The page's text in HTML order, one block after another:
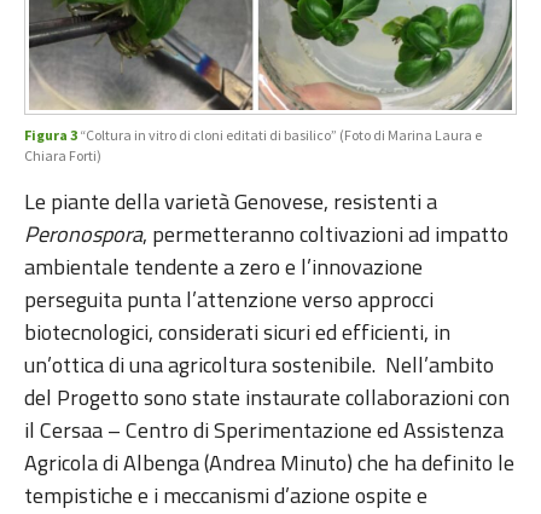
Figura 3 “Coltura in vitro di cloni editati di basilico” (Foto di Marina Laura e
Chiara Forti)
Le piante della varietà Genovese, resistenti a
Peronospora, permetteranno coltivazioni ad impatto
ambientale tendente a zero e l’innovazione
perseguita punta l’attenzione verso approcci
biotecnologici, considerati sicuri ed efficienti, in
un’ottica di una agricoltura sostenibile. Nell’ambito
del Progetto sono state instaurate collaborazioni con
il Cersaa – Centro di Sperimentazione ed Assistenza
Agricola di Albenga (Andrea Minuto) che ha definito le
tempistiche e i meccanismi d’azione ospite e